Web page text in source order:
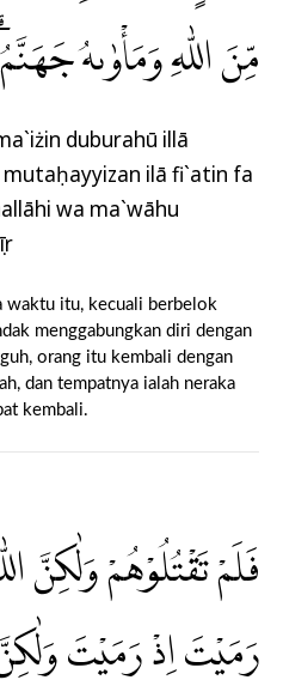
مِّنَ اللّٰهِ وَمَأْوٰىهُ
duburahū illā
ilā fi`atin fa
wa ma`wāhu
waktu itu, kecuali berbelok
menggabungkan diri dengan
orang itu kembali dengan
dan tempatnya ialah neraka
kembali.
فَلَمْ تَقْتُلُوْهُمْ وَلٰكِنَّ
رَمَيْتَ اِذْ رَمَيْتَ وَلٰكِنَّ